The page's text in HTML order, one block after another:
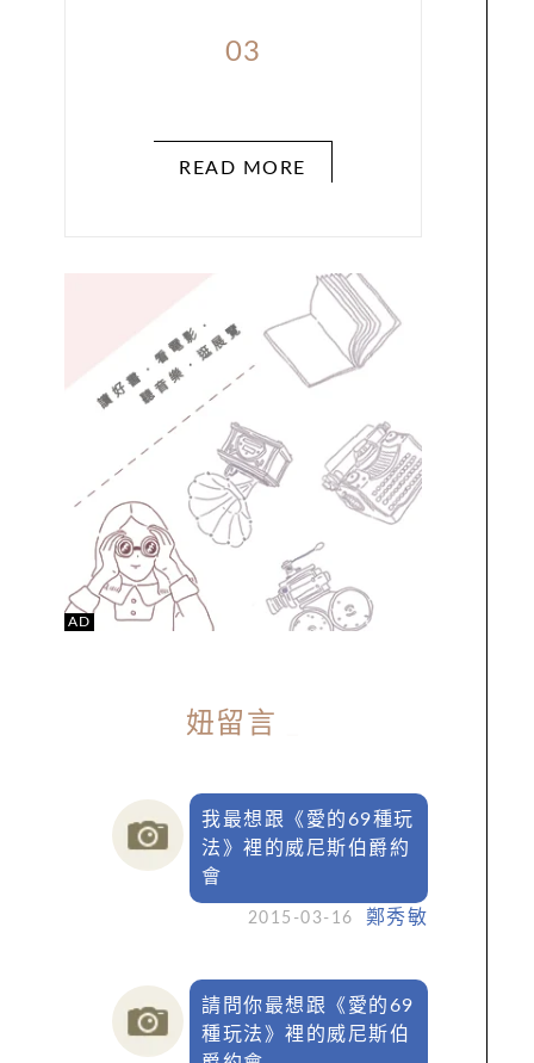
03
READ MORE
AD
妞留言
我最想跟《愛的69種玩
法》裡的威尼斯伯爵約
會
2015-03-16 鄭秀敏
請問你最想跟《愛的69
種玩法》裡的威尼斯伯